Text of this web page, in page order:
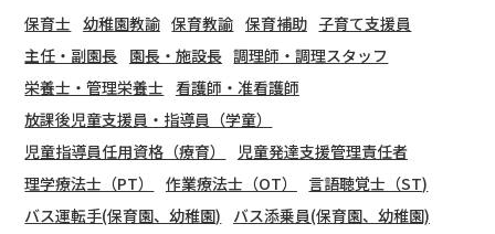
保育士 幼稚園教諭 保育教諭 保育補助 子育て支援員
主任・副園長 園長・施設長 調理師・調理スタッフ
栄養士・管理栄養士 看護師・准看護師
放課後児童支援員・指導員（学童）
児童指導員任用資格（療育）
児童発達支援管理責任者
理学療法士（PT）
作業療法士（OT）
言語聴覚士（ST)
バス運転手(保育園、幼稚園)
バス添乗員(保育園、幼稚園)